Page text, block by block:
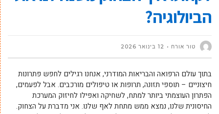
הביולוגיה?
טור אורח 12 בינואר 2026
בתוך עולם הרפואה והבריאות המודרני, אנחנו רגילים לחפש פתרונות
חיצוניים – תוספי תזונה, תרופות או טיפולים מורכבים. אבל לפעמים,
הפתרון העוצמתי ביותר למתח, לשחיקה ואפילו לחיזוק המערכת
החיסונית שלנו, נמצא ממש מתחת לאף שלנו. אני מדברת על הצחוק.